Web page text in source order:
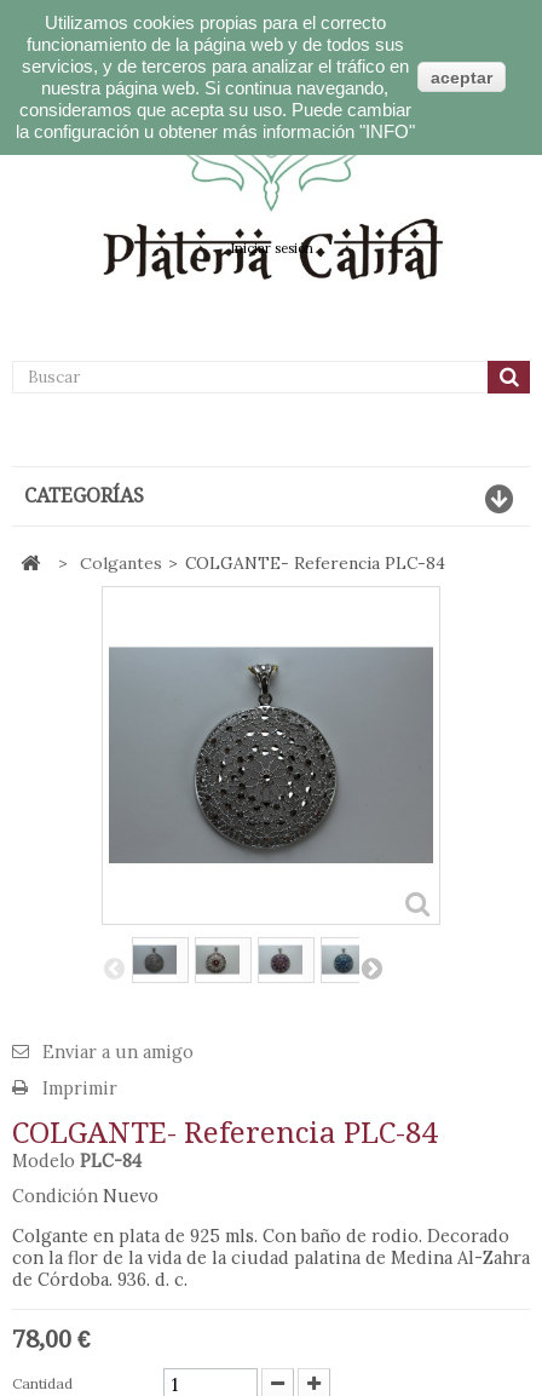
Español
Iniciar sesión
Carrito:
CATEGORÍAS
> Colgantes > COLGANTE- Referencia PLC-84
Enviar a un amigo
Imprimir
COLGANTE- Referencia PLC-84
Modelo PLC-84
Condición Nuevo
Colgante en plata de 925 mls. Con baño de rodio. Decorado
con la flor de la vida de la ciudad palatina de Medina Al-Zahra
de Córdoba. 936. d. c.
78,00 €
Cantidad
Utilizamos cookies propias para el correcto
funcionamiento de la página web y de todos sus
servicios, y de terceros para analizar el tráfico en
nuestra página web. Si continua navegando,
consideramos que acepta su uso. Puede cambiar
la configuración u obtener más información "INFO"
aceptar